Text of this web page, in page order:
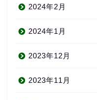
2024年2月
2024年1月
2023年12月
2023年11月